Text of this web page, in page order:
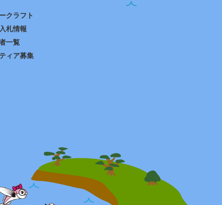
クラフト
札情報
一覧
ィア募集